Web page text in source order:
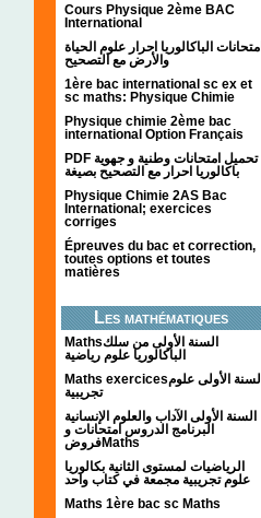
Cours Physique 2ème BAC
International
امتحانات الباكالوريا احرار علوم الحياة
والأرض مع التصحيح
1ère bac international sc ex et
sc maths: Physique Chimie
Physique chimie 2ème bac
international Option Français
PDF تحميل امتحانات وطنية و جهوية
باكالوريا احرار مع التصحيح بصيغة
Physique Chimie 2AS Bac
International; exercices
corriges
Épreuves du bac et correction,
toutes options et toutes
matières
Les mathématiques
Mathsالسنة الأولى من سلك
الباكالوريا علوم رياضية
Maths exercicesالسنة الأولى علوم
تجريبية
السنة الأولى الآداب والعلوم الإنسانية
البرنامج الدروس امتحانات و
فروضMaths
الرياضيات لمستوى الثانية بكالوريا
علوم تجريبية مجمعة في كتاب واحد
Maths 1ère bac sc Maths